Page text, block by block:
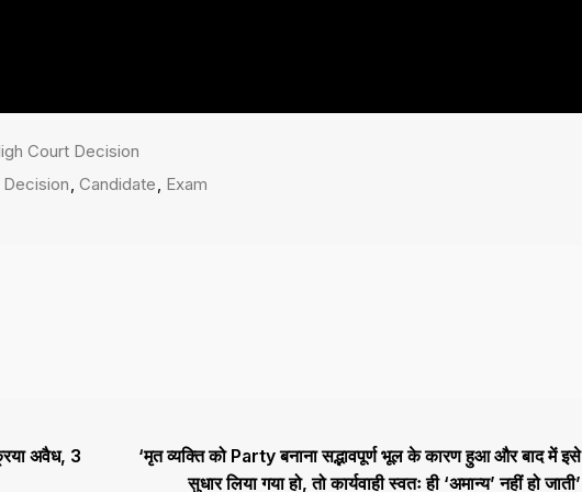
Court Decision
Candidate Exam
अवैध, 3
‘मृत व्यक्ति को Party बनाना सद्भावपूर्ण भूल के कारण हुआ और बाद में इसे
सुधार लिया गया हो, तो कार्यवाही स्वतः ही ‘अमान्य’ नहीं हो जाती’